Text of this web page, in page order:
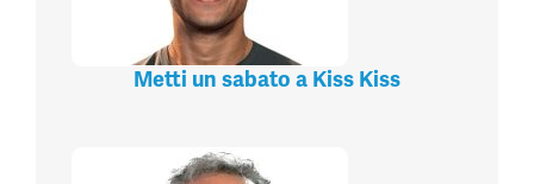
Metti un sabato a Kiss Kiss